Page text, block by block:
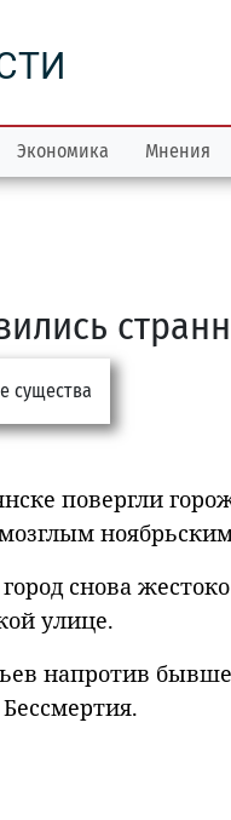
Экономика Мнения
повергли
снова
улице.
напротив